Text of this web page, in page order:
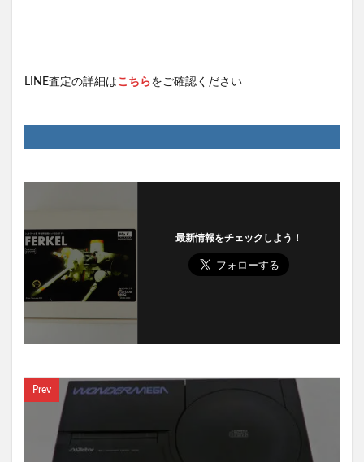
LINE査定の詳細はこちらをご確認ください
最新情報をチェックしよう！
Prev